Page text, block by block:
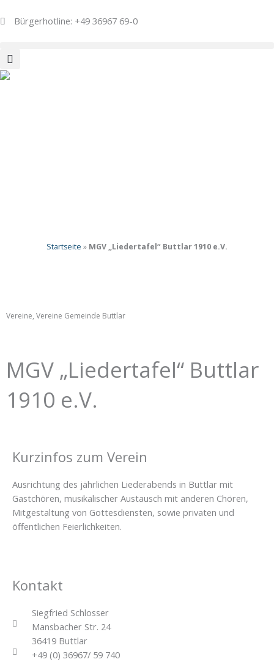
InhaltBürgerhotline: +49 36967 69-0
Startseite » MGV „Liedertafel“ Buttlar 1910 e.V.
Vereine, Vereine Gemeinde Buttlar
MGV „Liedertafel“ Buttlar
1910 e.V.
Kurzinfos zum Verein
Ausrichtung des jährlichen Liederabends in Buttlar mit
Gastchören, musikalischer Austausch mit anderen Chören,
Mitgestaltung von Gottesdiensten, sowie privaten und
öffentlichen Feierlichkeiten.
Kontakt
Siegfried Schlosser
Mansbacher Str. 24
36419 Buttlar
+49 (0) 36967/ 59 740